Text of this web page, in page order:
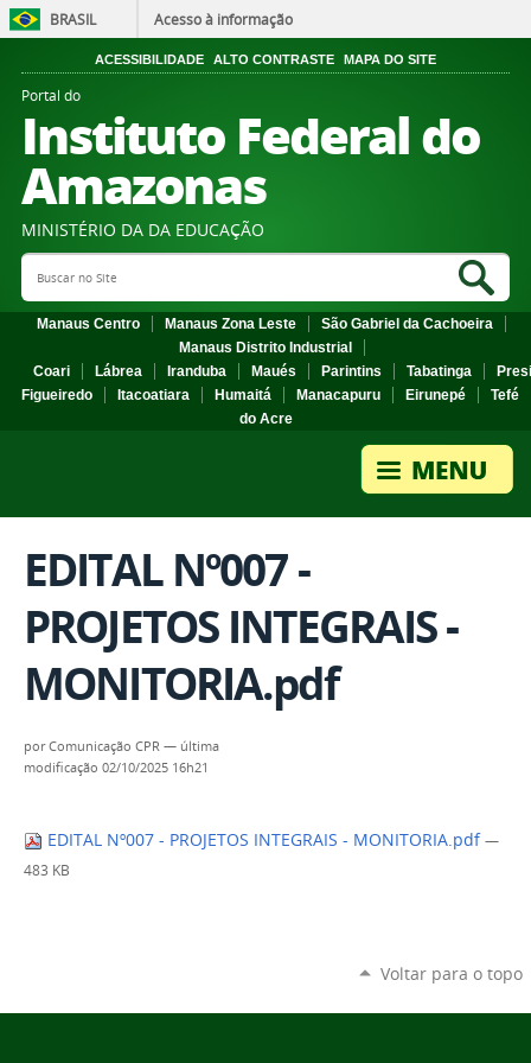
BRASIL Acesso à informação
ACESSIBILIDADE ALTO CONTRASTE MAPA DO SITE
Portal do
Instituto Federal do
Amazonas
MINISTÉRIO DA DA EDUCAÇÃO
Search Site
Manaus Centro Manaus Zona Leste
São Gabriel da Cachoeira
Manaus Distrito Industrial
Coari
Lábrea Iranduba Maués Parintins Tabatinga
Figueiredo
Itacoatiara Humaitá Manacapuru Eirunepé
Tefé
do Acre
EDITAL Nº007 -
PROJETOS INTEGRAIS -
MONITORIA.pdf
porComunicação CPR — última
modificação 02/10/2025 16h21
EDITAL Nº007 - PROJETOS INTEGRAIS - MONITORIA.pdf —
483 KB
Voltar para o topo